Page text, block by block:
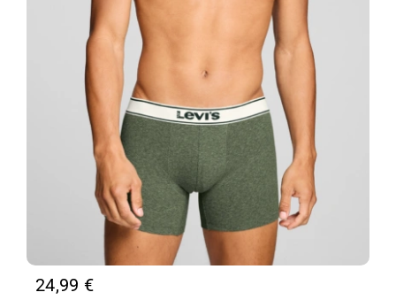
24,99 €